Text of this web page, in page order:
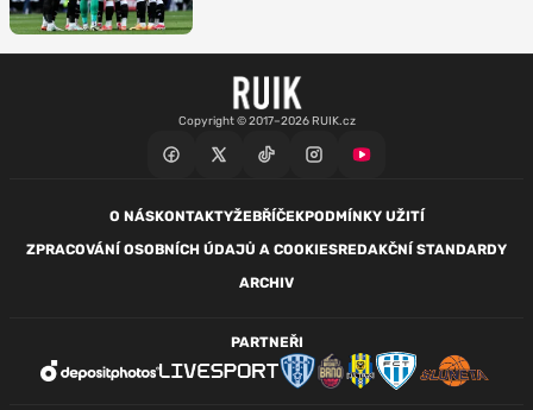
Copyright © 2017–2026 RUIK.cz
O NÁSKONTAKTYŽEBŘÍČEKPODMÍNKY UŽITÍ
ZPRACOVÁNÍ OSOBNÍCH ÚDAJŮ A COOKIESREDAKČNÍ STANDARDY
ARCHIV
PARTNEŘI